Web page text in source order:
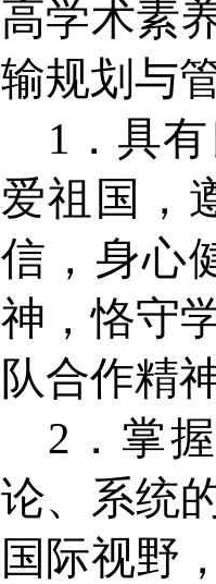
高学术素
输规划与
1 ．具
爱祖国，
信，身心
神，恪守
队合作精
2 ．掌
论、系统
国际视野